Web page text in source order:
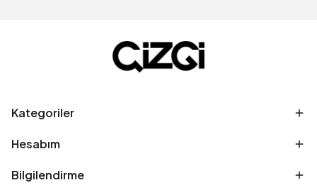
Kategoriler
Hesabım
Bilgilendirme